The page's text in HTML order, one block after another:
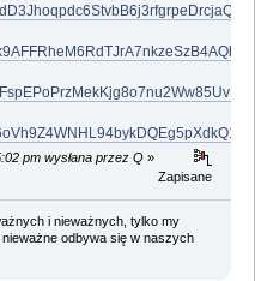
pm wysłana przez Q »
Zapisane
i nieważnych, tylko my
odbywa się w naszych